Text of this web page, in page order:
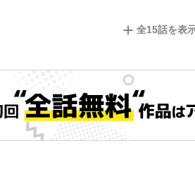
全15話を表